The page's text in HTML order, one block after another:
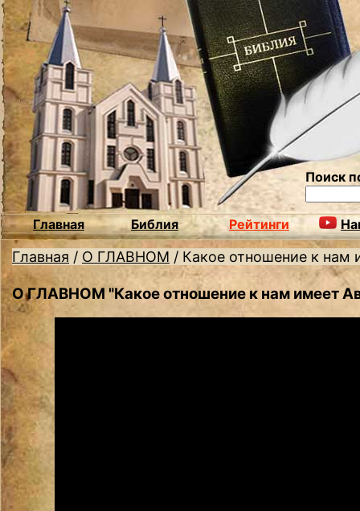
Поиск
Главная Библия Рейтинги
Главная / О ГЛАВНОМ / Какое отношение к нам
О ГЛАВНОМ "Какое отношение к нам имеет